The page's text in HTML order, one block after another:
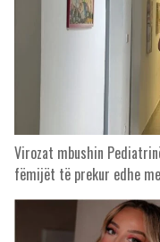
Virozat mbushin
fëmijët të prekur edhe